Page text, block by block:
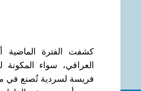
كشفت الفترة الماضية
العراقي، سواء
فريسة لسردية تُصنع في